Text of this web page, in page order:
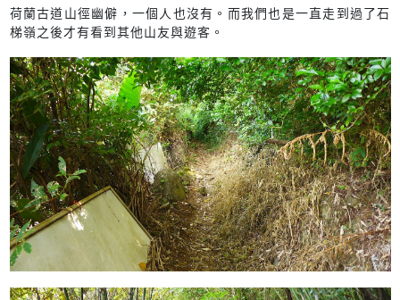
荷蘭古道山徑幽僻，一個人也沒有。而我們也是一直走到過了石
梯嶺之後才有看到其他山友與遊客。